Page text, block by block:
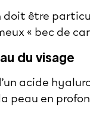
doit être
« bec de
du visage
acide
peau en